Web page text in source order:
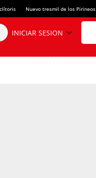
Nuevo tresmil de los Pirineos